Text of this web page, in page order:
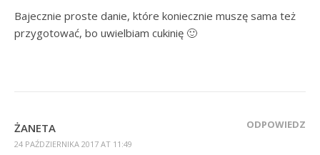
Bajecznie proste danie, które koniecznie muszę sama też
przygotować, bo uwielbiam cukinię 🙂
ŻANETA
24 PAŹDZIERNIKA 2017 AT 11:49
ODPOWIEDZ